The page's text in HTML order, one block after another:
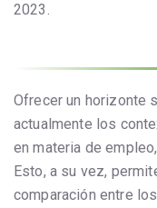
2023.
Ofrecer un horizonte
actualmente los
en materia de
Esto, a su vez,
comparación entre